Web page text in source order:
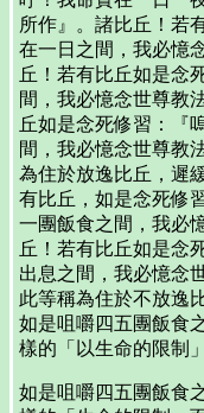
所作』。諸比丘！若
在一日之間，我必憶
丘！若有比丘如是念
間，我必憶念世尊教
丘如是念死修習：『
間，我必憶念世尊教
為住於放逸比丘，遲
有比丘，如是念死修
一團飯食之間，我必
丘！若有比丘如是念
出息之間，我必憶念
此等稱為住於不放逸
如是咀嚼四五團飯食
樣的「以生命的限制
如是咀嚼四五團飯食